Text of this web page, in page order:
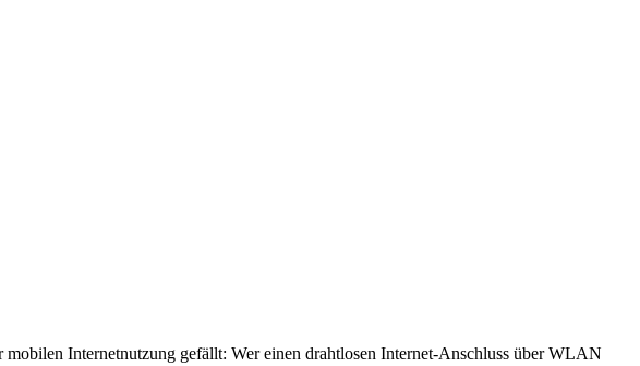
Internetnutzung gefällt: Wer einen drahtlosen Internet-Anschluss über WLAN